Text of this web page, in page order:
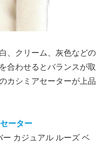
、クリーム、灰色などの
合わせるとバランスが取
カシミアセーターが上品
ーター
カジュアル ルーズ ベ